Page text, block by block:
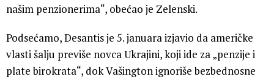
našim penzionerima“, obećao je Zelenski.
Podsećamo, Desantis je 5. januara izjavio da američke
vlasti šalju previše novca Ukrajini, koji ide za „penzije i
plate birokrata“, dok Vašington ignoriše bezbednosne